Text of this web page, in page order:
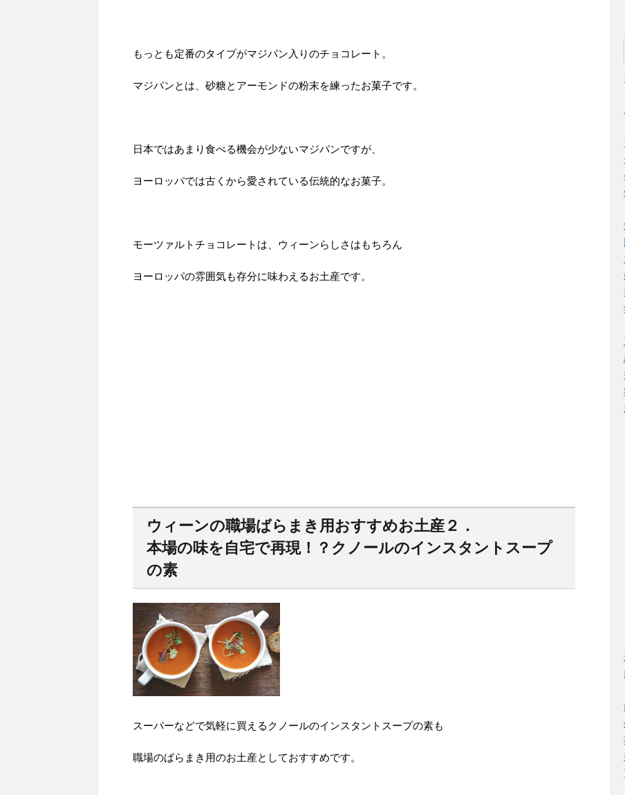
もっとも定番のタイプがマジパン入りのチョコレート。
マジパンとは、砂糖とアーモンドの粉末を練ったお菓子です。
日本ではあまり食べる機会が少ないマジパンですが、
ヨーロッパでは古くから愛されている伝統的なお菓子。
モーツァルトチョコレートは、ウィーンらしさはもちろん
ヨーロッパの雰囲気も存分に味わえるお土産です。
ウィーンの職場ばらまき用おすすめお土産２．
本場の味を自宅で再現！？クノールのインスタントスープ
の素
スーパーなどで気軽に買えるクノールのインスタントスープの素も
職場のばらまき用のお土産としておすすめです。